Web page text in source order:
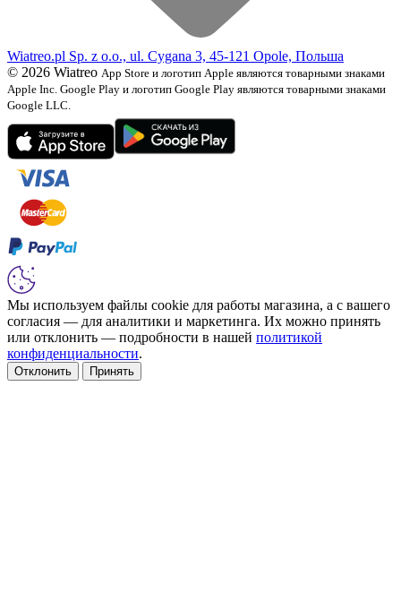
Wiatreo.pl Sp. z o.o., ul. Cygana 3, 45-121 Opole, Польша
© 2026 Wiatreo App Store и логотип Apple являются товарными знаками
Apple Inc. Google Play и логотип Google Play являются товарными знаками
Google LLC.
Мы используем файлы cookie для работы магазина, а с вашего
согласия — для аналитики и маркетинга. Их можно принять
или отклонить — подробности в нашей политикой
конфиденциальности.
Отклонить Принять